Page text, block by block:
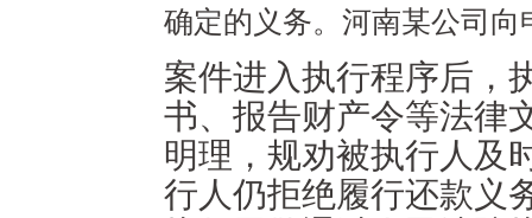
确定的义务。河南某公司向
案件进入执行程序后，
书、报告财产令等法律
明理，规劝被执行人及
行人仍拒绝履行还款义